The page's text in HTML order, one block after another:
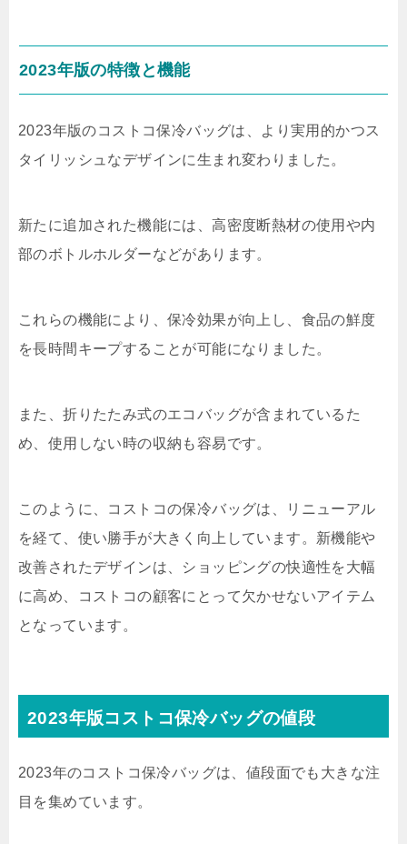
2023年版の特徴と機能
2023年版のコストコ保冷バッグは、より実用的かつス
タイリッシュなデザインに生まれ変わりました。
新たに追加された機能には、高密度断熱材の使用や内
部のボトルホルダーなどがあります。
これらの機能により、保冷効果が向上し、食品の鮮度
を長時間キープすることが可能になりました。
また、折りたたみ式のエコバッグが含まれているた
め、使用しない時の収納も容易です。
このように、コストコの保冷バッグは、リニューアル
を経て、使い勝手が大きく向上しています。新機能や
改善されたデザインは、ショッピングの快適性を大幅
に高め、コストコの顧客にとって欠かせないアイテム
となっています。
2023年版コストコ保冷バッグの値段
2023年のコストコ保冷バッグは、値段面でも大きな注
目を集めています。